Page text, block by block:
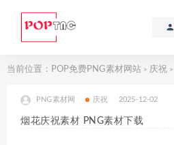
当前位置： POP免费PNG素材网站 > 庆祝 >
PNG素材网 庆祝 2025-12-02
烟花庆祝素材 PNG素材下载